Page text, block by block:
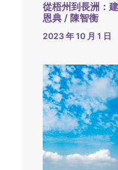
從梧州到長洲：
恩典 / 陳智衡
2023 年 10 月 1 日